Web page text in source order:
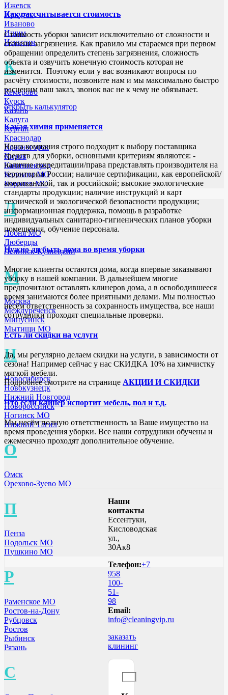
Ижевск
Иркутск
Иваново
Ишим
Искитим
К
Кемерово
Курск
Казань
Калуга
Курган
Краснодар
Красногорск
Киров
Калининград
Коломна МО
Королев МО
Л
Лобня МО
Люберцы
Ленинск-Кузнецкий
М
Москва
Междуреченск
Минусинск
Мытищи МО
Н
Новосибирск
Новокузнецк
Нижний Новгород
Новороссийск
Ногинск МО
Нижний Тагил
О
Омск
Орехово-Зуево МО
П
Пенза
Подольск МО
Пушкино МО
Р
Раменское МО
Ростов-на-Дону
Рубцовск
Ростов
Рыбинск
Рязань
С
Как рассчитывается стоимость
Стоимость уборки зависит исключительно от сложности и
степени загрязнения. Как правило мы стараемся при первом
обращении определить степень загрязнения, сложность
объекта и озвучить конечную стоимость которая не
изменится. Поэтому если у вас возникают вопросы по
расчёту стоимости, позвоните нам и мы максимально быстро
расценим ваш заказ, звонок вас не к чему не обязывает.
открыть калькулятор
Какая химия применяется
Наша компания строго подходит к выбору поставщика
средств для уборки, основными критериям являются: -
наличие аккредитации/права представлять производителя на
территории России; наличие сертификации, как европейской/
американской, так и российской; высокие экологические
стандарты продукции; наличие инструкций и карт
технической и экологической безопасности продукции;
информационная поддержка, помощь в разработке
индивидуальных санитарно-гигиенических планов уборки
помещения, обучение персонала.
Нужно ли быть дома во время уборки
Многие клиенты остаются дома, когда впервые заказывают
уборку в нашей компании. В дальнейшем многие
предпочитают оставлять клинеров дома, а в освободившееся
время занимаются более приятными делами. Мы полностью
несём ответственность за сохранность имущества, все наши
сотрудники проходят специальные проверки.
Есть ли скидки на услуги
Да, мы регулярно делаем скидки на услуги, в зависимости от
сезона! Например сейчас у нас СКИДКА 10% на химчистку
мягкой мебели.
Подробнее смотрите на странице АКЦИИ И СКИДКИ
Что если клинер испортит мебель, пол и т.д.
Мы несём полную ответственность за Ваше имущество на
время проведения уборки. Все наши сотрудники обучены и
ежемесячно проходят дополнительное обучение.
Наши
контакты
Ессентуки,
Кисловодская
ул.,
30Ак8
Телефон:+7
958
100-
51-
98
Email:
info@cleaningvip.ru
заказать
клининг